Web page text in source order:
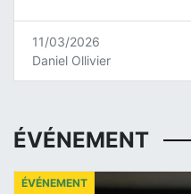
11/03/2026
Daniel Ollivier
ÉVÉNEMENT
ÉVÉNEMENT